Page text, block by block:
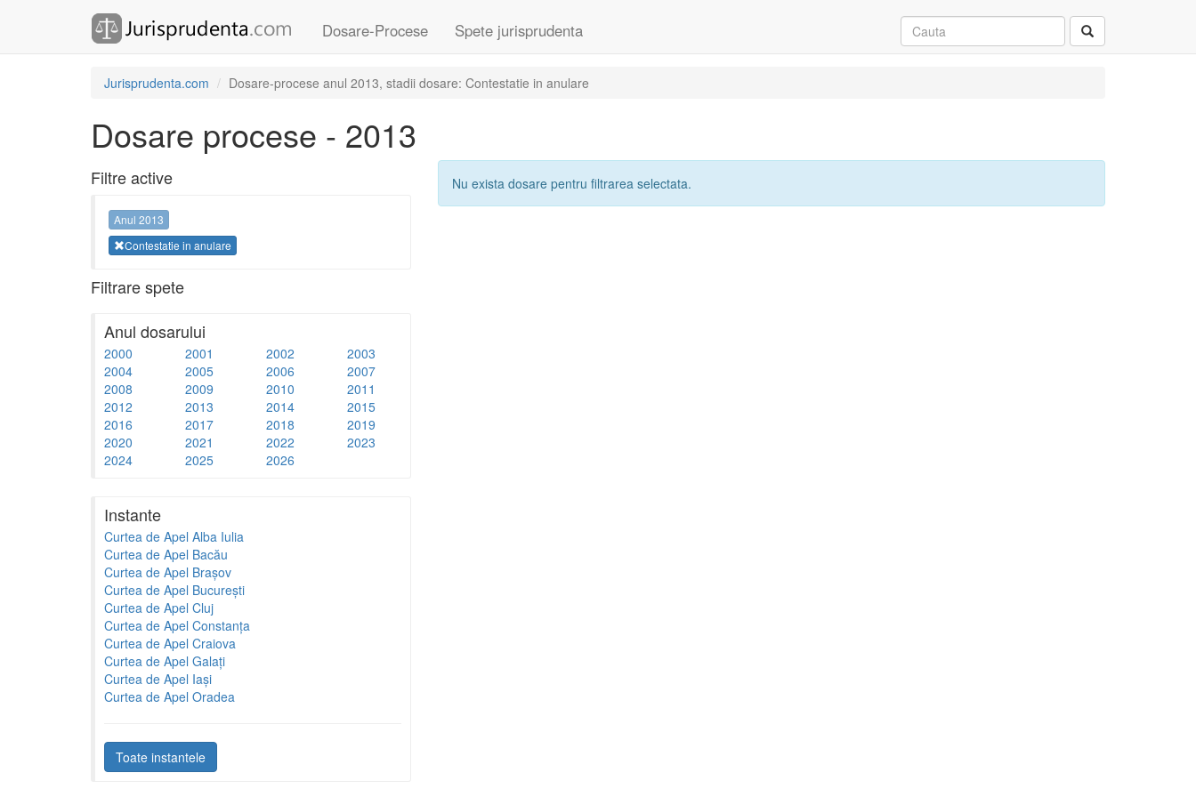
Dosare-Procese Spete jurisprudenta
Jurisprudenta.com Dosare-procese anul 2013, stadii dosare: Contestatie in anulare
Dosare procese - 2013
Filtre active
Anul 2013
Contestatie in anulare
Filtrare spete
Anul dosarului
2000 2001 2002
2003
2004
2005 2006
2007
2008
2009 2010
2011
2012
2013 2014
2015
2016
2017 2018
2019
2020
2021 2022
2023
2024
2025 2026
Instante
Curtea de Apel Alba Iulia
Curtea de Apel Bacău
Curtea de Apel Brașov
Curtea de Apel București
Curtea de Apel Cluj
Curtea de Apel Constanța
Curtea de Apel Craiova
Curtea de Apel Galați
Curtea de Apel Iași
Curtea de Apel Oradea
Toate instantele
Nu exista dosare pentru filtrarea selectata.